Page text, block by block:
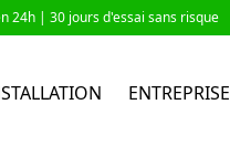
24h | 30 jours d'essai sans risque
ENTREPRISE